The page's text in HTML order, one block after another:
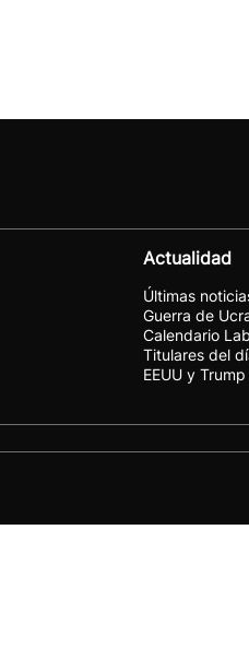
Actualidad
Últimas
Guerra de
Calendario
Titulares del
EEUU y Trump